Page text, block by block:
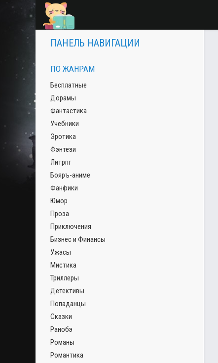
ПАНЕЛЬ НАВИГАЦИИ
ПО ЖАНРАМ
Бесплатные
Дорамы
Фантастика
Учебники
Эротика
Фэнтези
Литрпг
Бояръ-аниме
Фанфики
Юмор
Проза
Приключения
Бизнес и Финансы
Ужасы
Мистика
Триллеры
Детективы
Попаданцы
Сказки
Ранобэ
Романы
Романтика